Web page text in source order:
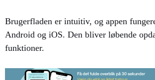
Brugerfladen er intuitiv, og appen
Android og iOS. Den bliver løbende
funktioner.